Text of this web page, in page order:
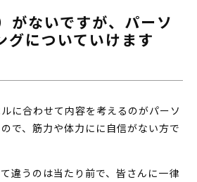
がないですが、パーソ
グについていけます
に合わせて内容を考えるのがパーソ
で、筋力や体力にに自信がない方で
違うのは当たり前で、皆さんに一律